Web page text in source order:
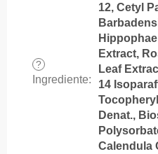
?
Ingrediente:
12, Cetyl
Extract,
Leaf
14
Denat.,
Calendula